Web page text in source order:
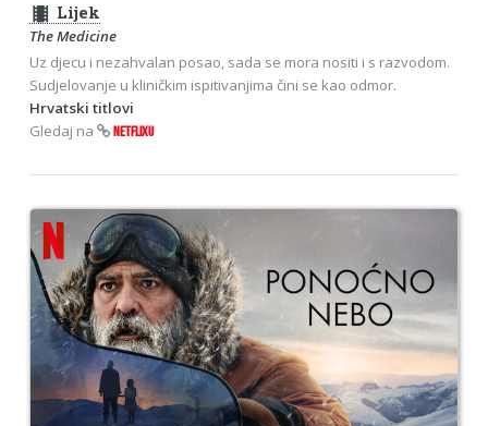
theaters Lijek
The Medicine
Uz djecu i nezahvalan posao, sada se mora nositi i s razvodom.
Sudjelovanje u kliničkim ispitivanjima čini se kao odmor.
Hrvatski titlovi
Gledaj na
NETFLIXU